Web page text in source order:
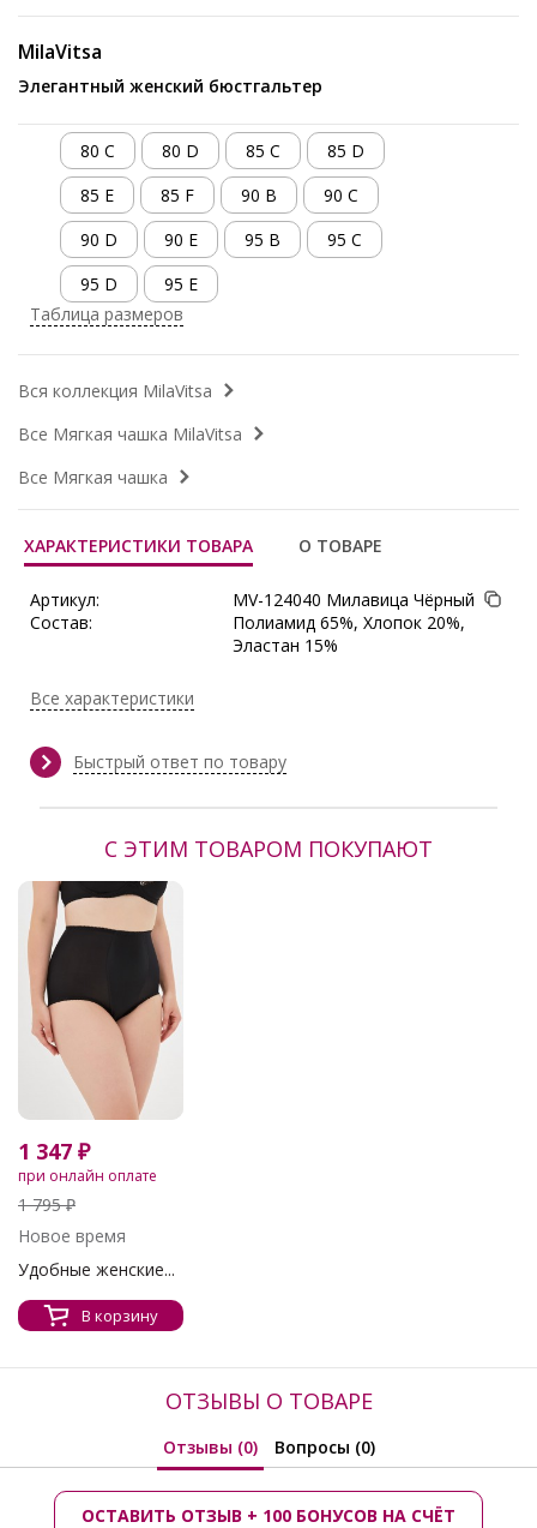
MilaVitsa
Элегантный женский бюстгальтер
80 C 80 D 85 C
85 D
85 E
85 F 90 B
90 C
90 D
90 E 95 B
95 C
95 D
95 E
Таблица размеров
Вся коллекция MilaVitsa
Все Мягкая чашка MilaVitsa
Все Мягкая чашка
ХАРАКТЕРИСТИКИ ТОВАРА О ТОВАРЕ
Артикул:
MV-124040 Милавица Чёрный
Состав:
Полиамид 65%, Хлопок 20%,
Эластан 15%
Все характеристики
Быстрый ответ по товару
С ЭТИМ ТОВАРОМ ПОКУПАЮТ
1 347 ₽
при онлайн оплате
1 795 ₽
Новое время
Удобные женские...
В корзину
ОТЗЫВЫ О ТОВАРЕ
Отзывы (0) Вопросы (0)
ОСТАВИТЬ ОТЗЫВ + 100 БОНУСОВ НА СЧЁТ